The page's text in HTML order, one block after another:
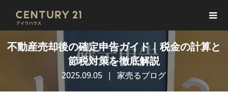
不動産売却後の確定申告ガイド｜税金の計算と
節税対策を徹底解説
2025.09.05 家売るブログ